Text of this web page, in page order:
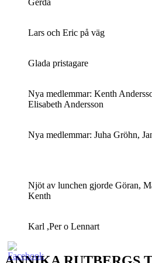
Lars och Eric på väg
Glada pristagare
Nya medlemmar: Kenth
Elisabeth Andersson
Nya medlemmar: Juha Gröhn,
Njöt av lunchen gjorde Göran,
Kenth
Karl ,Per o Lennart